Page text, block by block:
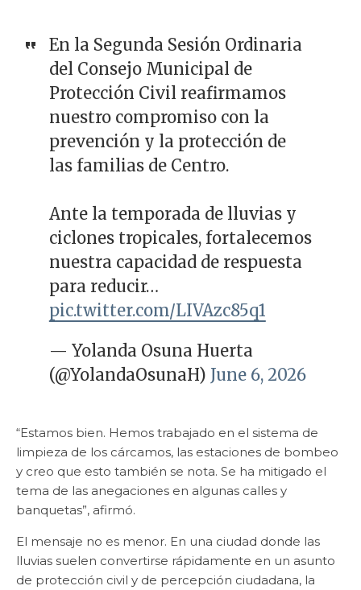
En la Segunda Sesión Ordinaria
del Consejo Municipal de
Protección Civil reafirmamos
nuestro compromiso con la
prevención y la protección de
las familias de Centro.
Ante la temporada de lluvias y
ciclones tropicales, fortalecemos
nuestra capacidad de respuesta
para reducir…
pic.twitter.com/LIVAzc85q1
— Yolanda Osuna Huerta
(@YolandaOsunaH) June 6, 2026
“Estamos bien. Hemos trabajado en el sistema de
limpieza de los cárcamos, las estaciones de bombeo
y creo que esto también se nota. Se ha mitigado el
tema de las anegaciones en algunas calles y
banquetas”, afirmó.
El mensaje no es menor. En una ciudad donde las
lluvias suelen convertirse rápidamente en un asunto
de protección civil y de percepción ciudadana, la